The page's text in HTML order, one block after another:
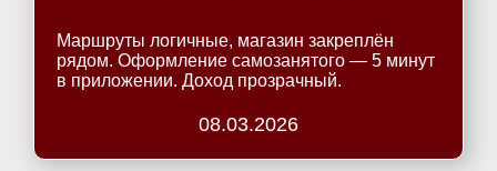
Маршруты логичные, магазин закреплён
рядом. Оформление самозанятого — 5 минут
в приложении. Доход прозрачный.
08.03.2026